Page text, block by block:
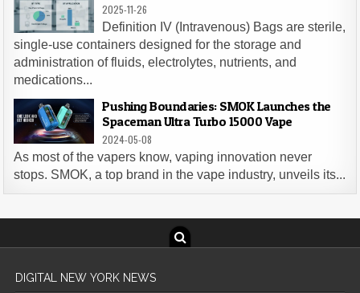
2025-11-26
Definition IV (Intravenous) Bags are sterile,
single-use containers designed for the storage and
administration of fluids, electrolytes, nutrients, and
medications...
Pushing Boundaries: SMOK Launches the
Spaceman Ultra Turbo 15000 Vape
2024-05-08
As most of the vapers know, vaping innovation never
stops. SMOK, a top brand in the vape industry, unveils its...
DIGITAL NEW YORK NEWS